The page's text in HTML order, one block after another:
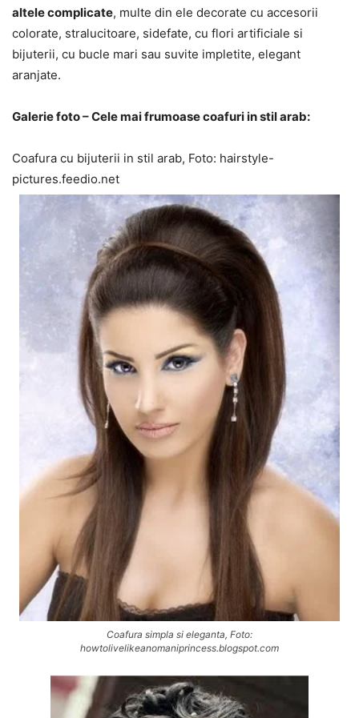
altele complicate, multe din ele decorate cu accesorii
colorate, stralucitoare, sidefate, cu flori artificiale si
bijuterii, cu bucle mari sau suvite impletite, elegant
aranjate.
Galerie foto – Cele mai frumoase coafuri in stil arab:
Coafura cu bijuterii in stil arab, Foto: hairstyle-
pictures.feedio.net
Coafura simpla si eleganta, Foto:
howtolivelikeanomaniprincess.blogspot.com